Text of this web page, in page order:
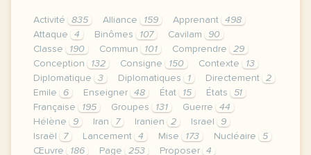
Activité 835 Alliance 159 Apprenant
498
Attaque
4 Binômes 107 Cavilam
90
Classe
190 Commun 101 Comprendre
29
Conception
132 Consigne 150 Contexte
13
Diplomatique
3 Diplomatiques 1 Directement
2
Emile
6 Enseigner 48 État 15 États
51
Française
195 Groupes 131 Guerre
44
Hélène
9 Iran 7 Iranien 2 Israel
9
Israël
7 Lancement 4 Mise 173 Nucléaire
5
Œuvre
186 Page 253 Proposer
4